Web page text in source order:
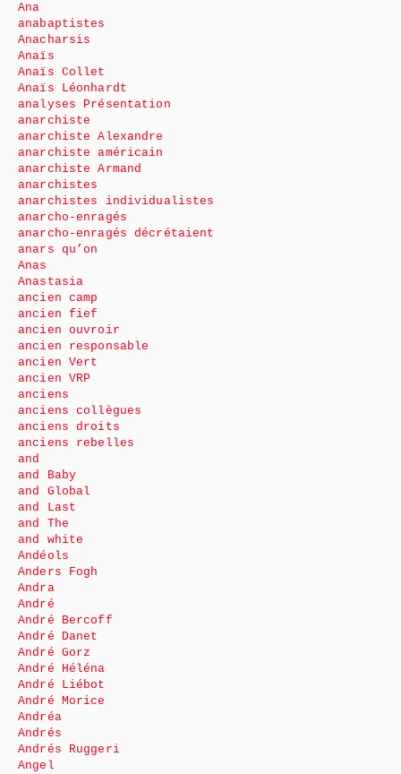
Ana
anabaptistes
Anacharsis
Anaïs
Anaïs Collet
Anaïs Léonhardt
analyses Présentation
anarchiste
anarchiste Alexandre
anarchiste américain
anarchiste Armand
anarchistes
anarchistes individualistes
anarcho-enragés
anarcho-enragés décrétaient
anars qu’on
Anas
Anastasia
ancien camp
ancien fief
ancien ouvroir
ancien responsable
ancien Vert
ancien VRP
anciens
anciens collègues
anciens droits
anciens rebelles
and
and Baby
and Global
and Last
and The
and white
Andéols
Anders Fogh
Andra
André
André Bercoff
André Danet
André Gorz
André Héléna
André Liébot
André Morice
Andréa
Andrés
Andrés Ruggeri
Angel